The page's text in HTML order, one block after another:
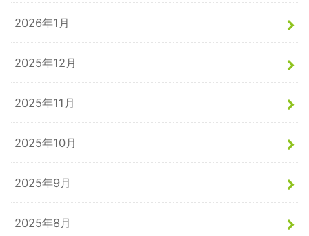
2026年1月
2025年12月
2025年11月
2025年10月
2025年9月
2025年8月